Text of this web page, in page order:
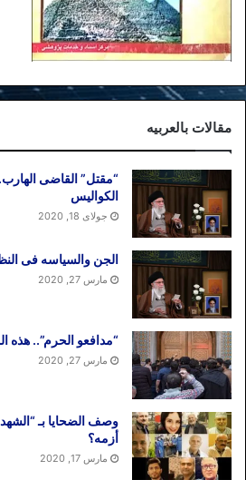
است.
تاریخ انتشار: ۱۲ سپتامبر ۲۰۱۹ / اینترنشنال
مقالات بالعربیه
“مقتل” القاضی
الکوالیس
جولای 18, 2020
الجن والسیاسه فی
مارس 27, 2020
“مدافعو الحرم”.. هذه
مارس 27, 2020
وصف الضحایا بـ
أزمه؟
مارس 17, 2020